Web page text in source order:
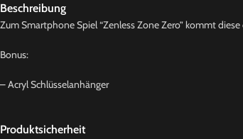
Beschreibung
Zum Smartphone Spiel “Zenless Zone Zero” kommt
Bonus:
– Acryl Schlüsselanhänger
Produktsicherheit